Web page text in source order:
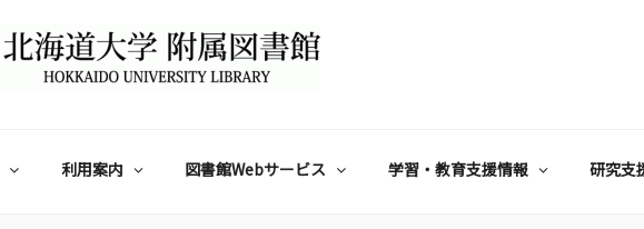
利用案内 図書館Webサービス 学習・教育支援情報 研究支